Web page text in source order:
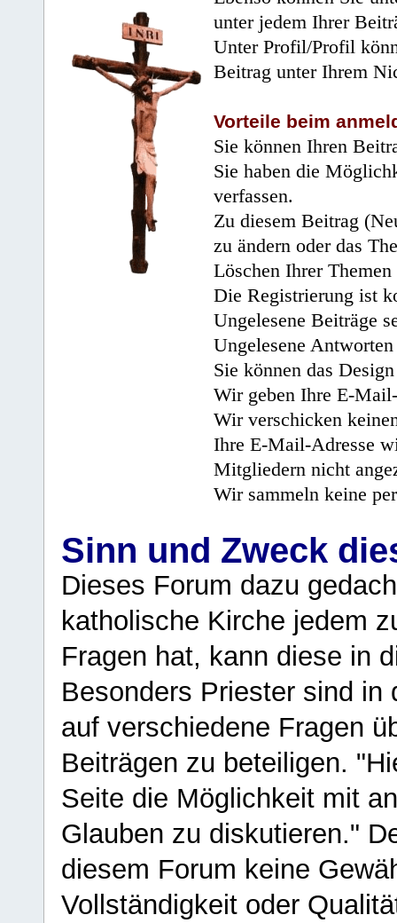
unter jedem Ihrer
Unter Profil/Profil
Beitrag unter Ihrem
Vorteile beim
Sie können Ihren
Sie haben die
verfassen.
Zu diesem Beitrag
zu ändern oder das
Löschen Ihrer
Die Registrierung ist
Ungelesene Beiträge
Ungelesene
Sie können das
Wir geben Ihre E-
Wir verschicken
Ihre E-Mail-Adresse
Mitgliedern nicht
Wir sammeln keine
Sinn und Zweck
Dieses Forum dazu
katholische Kirche jedem
Fragen hat, kann diese in
Besonders Priester sind in
auf verschiedene Fragen
Beiträgen zu beteiligen.
Seite die Möglichkeit mit
Glauben zu diskutieren."
diesem Forum keine
Vollständigkeit oder